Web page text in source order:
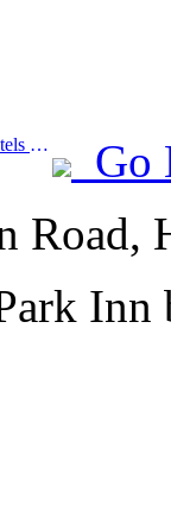
Prev:Meituan Travel: Buchungen für Hotels mit hohen Sternen in Landkreisen während des Drachenbootfestes sind heiß, wobei Familien mit Kindern die Hauptkraft sind
Go
Road,